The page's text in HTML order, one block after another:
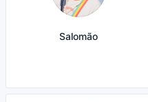
Salomão